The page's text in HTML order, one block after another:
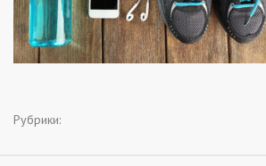
Полезное
Гости
Рубрики: